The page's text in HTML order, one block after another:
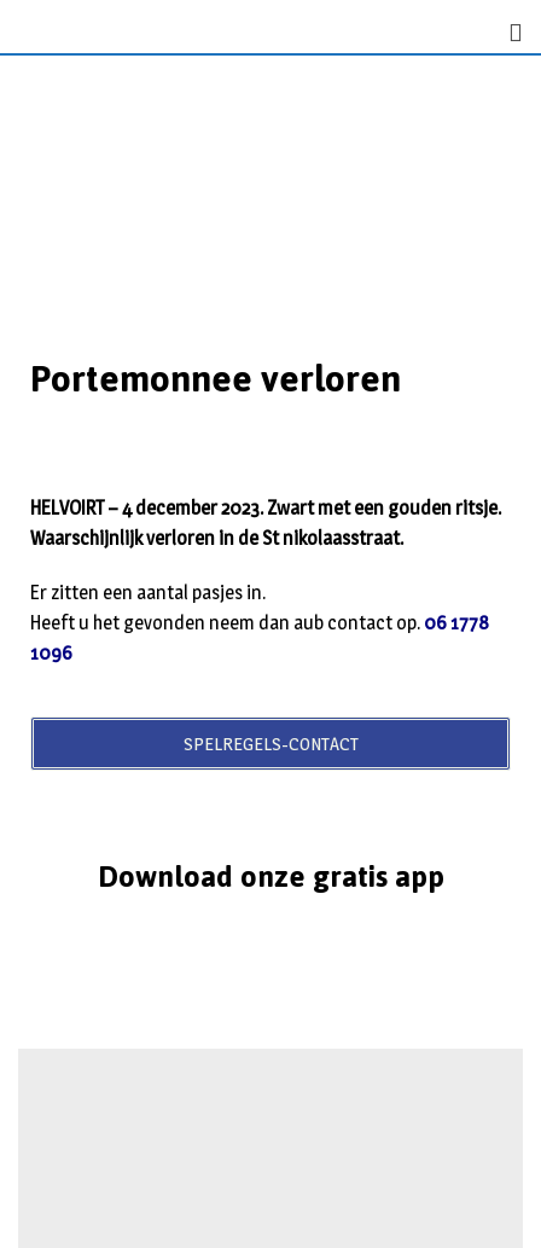
Portemonnee verloren
HELVOIRT – 4 december 2023. Zwart met een gouden ritsje.
Waarschijnlijk verloren in de St nikolaasstraat.
Er zitten een aantal pasjes in.
Heeft u het gevonden neem dan aub contact op. 06 1778
1096
SPELREGELS-CONTACT
Download onze gratis app